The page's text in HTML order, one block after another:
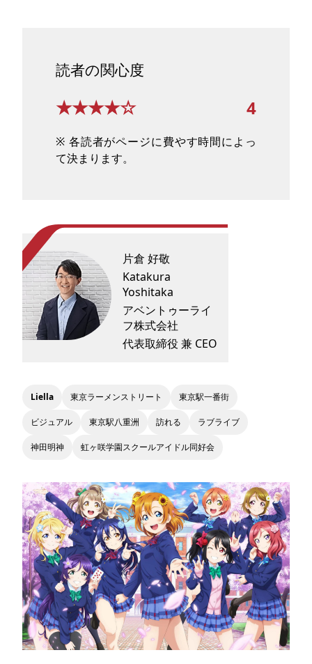
読者の関心度
★★★★☆ 4
※ 各読者がページに費やす時間によっ
て決まります。
片倉 好敬
Katakura
Yoshitaka
アベントゥーライ
フ株式会社
代表取締役 兼 CEO
Liella 東京ラーメンストリート 東京駅一番街
ビジュアル 東京駅八重洲 訪れる ラブライブ
神田明神 虹ヶ咲学園スクールアイドル同好会